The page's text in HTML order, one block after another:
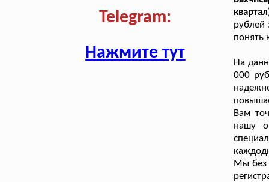
Telegram:
Нажмите тут
рублей
понять
На
000
Вам
нашу
Мы без